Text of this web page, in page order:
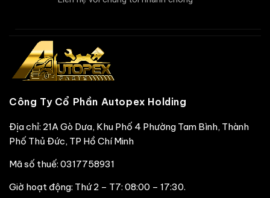
Công Ty Cổ Phần Autopex Holding
Địa chỉ: 21A Gò Dưa, Khu Phố 4 Phường Tam Bình, Thành
Phố Thủ Đức, TP Hồ Chí Minh
Mã số thuế: 0317758931
Giờ hoạt động: Thứ 2 – T7: 08:00 – 17:30.